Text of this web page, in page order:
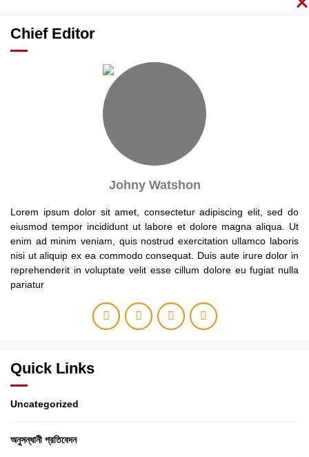
Chief Editor
Johny Watshon
Lorem ipsum dolor sit amet, consectetur adipiscing elit, sed do
eiusmod tempor incididunt ut labore et dolore magna aliqua. Ut
enim ad minim veniam, quis nostrud exercitation ullamco laboris
nisi ut aliquip ex ea commodo consequat. Duis aute irure dolor in
reprehenderit in voluptate velit esse cillum dolore eu fugiat nulla
pariatur
Quick Links
Uncategorized
অনুসন্ধানী প্রতিবেদন